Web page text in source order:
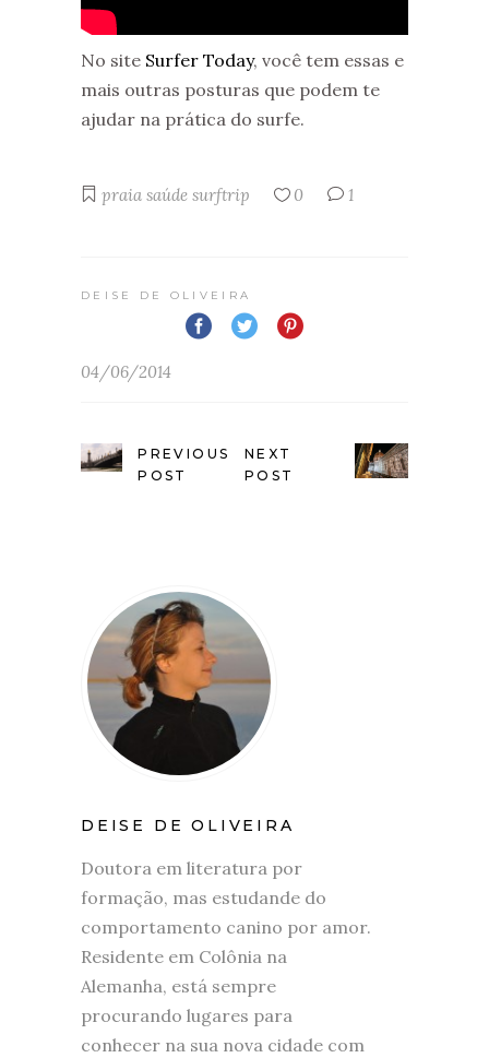
No site Surfer Today, você tem essas e
mais outras posturas que podem te
ajudar na prática do surfe.
praia saúde surftrip 0 1
DEISE DE OLIVEIRA
04/06/2014
PREVIOUS
POST
NEXT
POST
DEISE DE OLIVEIRA
Doutora em literatura por
formação, mas estudande do
comportamento canino por amor.
Residente em Colônia na
Alemanha, está sempre
procurando lugares para
conhecer na sua nova cidade com